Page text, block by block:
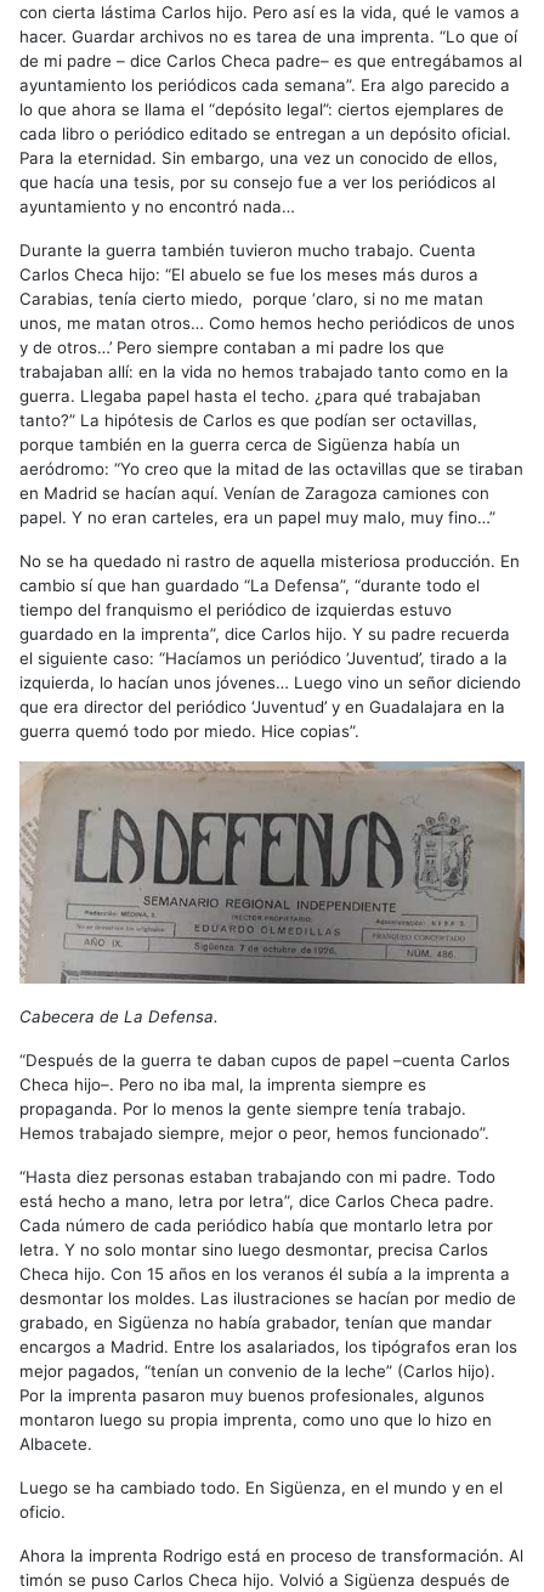
con cierta lástima Carlos hijo. Pero así es la vida, qué le vamos a
hacer. Guardar archivos no es tarea de una imprenta. “Lo que oí
de mi padre – dice Carlos Checa padre– es que entregábamos al
ayuntamiento los periódicos cada semana”. Era algo parecido a
lo que ahora se llama el “depósito legal”: ciertos ejemplares de
cada libro o periódico editado se entregan a un depósito oficial.
Para la eternidad. Sin embargo, una vez un conocido de ellos,
que hacía una tesis, por su consejo fue a ver los periódicos al
ayuntamiento y no encontró nada…
Durante la guerra también tuvieron mucho trabajo. Cuenta
Carlos Checa hijo: “El abuelo se fue los meses más duros a
Carabias, tenía cierto miedo, porque ‘claro, si no me matan
unos, me matan otros… Como hemos hecho periódicos de unos
y de otros…’ Pero siempre contaban a mi padre los que
trabajaban allí: en la vida no hemos trabajado tanto como en la
guerra. Llegaba papel hasta el techo. ¿para qué trabajaban
tanto?” La hipótesis de Carlos es que podían ser octavillas,
porque también en la guerra cerca de Sigüenza había un
aeródromo: “Yo creo que la mitad de las octavillas que se tiraban
en Madrid se hacían aquí. Venían de Zaragoza camiones con
papel. Y no eran carteles, era un papel muy malo, muy fino…”
No se ha quedado ni rastro de aquella misteriosa producción. En
cambio sí que han guardado “La Defensa”, “durante todo el
tiempo del franquismo el periódico de izquierdas estuvo
guardado en la imprenta”, dice Carlos hijo. Y su padre recuerda
el siguiente caso: “Hacíamos un periódico ‘Juventud’, tirado a la
izquierda, lo hacían unos jóvenes… Luego vino un señor diciendo
que era director del periódico ‘Juventud’ y en Guadalajara en la
guerra quemó todo por miedo. Hice copias”.
Cabecera de La Defensa.
“Después de la guerra te daban cupos de papel –cuenta Carlos
Checa hijo–. Pero no iba mal, la imprenta siempre es
propaganda. Por lo menos la gente siempre tenía trabajo.
Hemos trabajado siempre, mejor o peor, hemos funcionado”.
“Hasta diez personas estaban trabajando con mi padre. Todo
está hecho a mano, letra por letra”, dice Carlos Checa padre.
Cada número de cada periódico había que montarlo letra por
letra. Y no solo montar sino luego desmontar, precisa Carlos
Checa hijo. Con 15 años en los veranos él subía a la imprenta a
desmontar los moldes. Las ilustraciones se hacían por medio de
grabado, en Sigüenza no había grabador, tenían que mandar
encargos a Madrid. Entre los asalariados, los tipógrafos eran los
mejor pagados, “tenían un convenio de la leche” (Carlos hijo).
Por la imprenta pasaron muy buenos profesionales, algunos
montaron luego su propia imprenta, como uno que lo hizo en
Albacete.
Luego se ha cambiado todo. En Sigüenza, en el mundo y en el
oficio.
Ahora la imprenta Rodrigo está en proceso de transformación. Al
timón se puso Carlos Checa hijo. Volvió a Sigüenza después de